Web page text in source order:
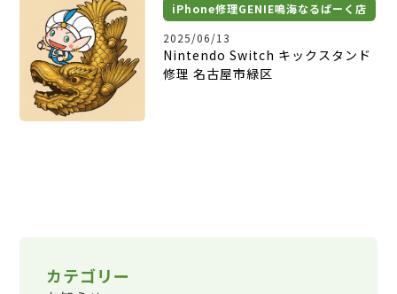
iPhone修理GENIE鳴海なるぱーく店
2025/06/13
Nintendo Switch キックスタンド
修理 名古屋市緑区
カテゴリー